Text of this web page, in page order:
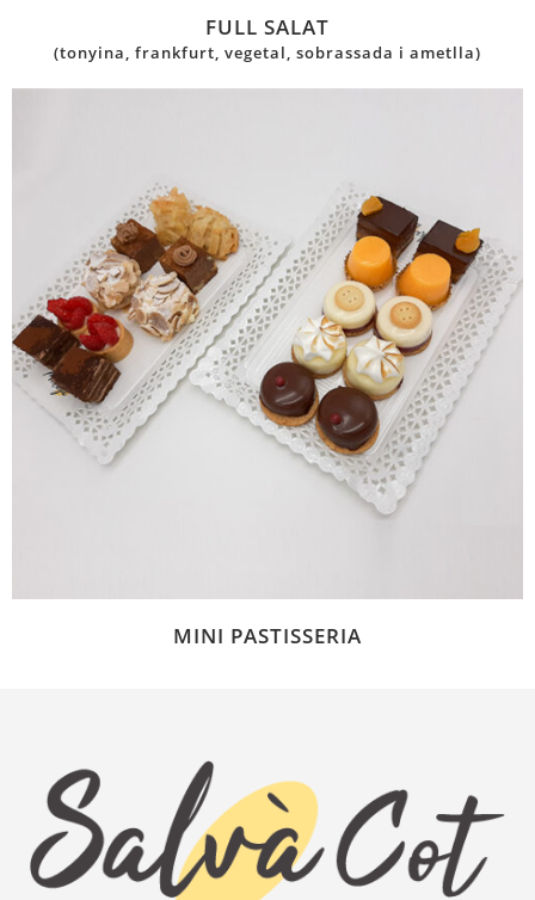
FULL SALAT
(tonyina, frankfurt, vegetal, sobrassada i ametlla)
MINI PASTISSERIA